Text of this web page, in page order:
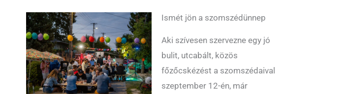
Ismét jön a szomszédünnep
Aki szívesen szervezne egy jó
bulit, utcabált, közös
főzőcskézést a szomszédaival
szeptember 12-én, már